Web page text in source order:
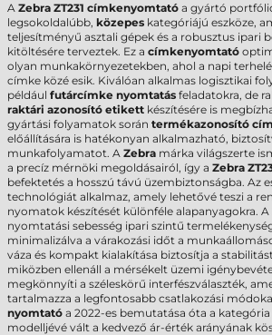
A Zebra ZT231 címkenyomtató a gyártó
legsokoldalúbb, közepes kategóriájú eszköze,
teljesítményű asztali gépek és a robusztus ipari
kitöltésére terveztek. Ez a címkenyomtató
olyan munkakörnyezetekben, ahol a napi
címke közé esik. Kiválóan alkalmas logisztikai
például futárcímke nyomtatás feladatokra, de
raktári azonosító etikett készítésére is
gyártási folyamatok során termékazonosító
előállítására is hatékonyan alkalmazható,
munkafolyamatot. A Zebra márka világszerte
a precíz mérnöki megoldásairól, így a Zebra
befektetés a hosszú távú üzembiztonságba. Az
technológiát alkalmaz, amely lehetővé teszi a
nyomatok készítését különféle alapanyagokra. A
nyomtatási sebesség ipari szintű
minimalizálva a várakozási időt a
váza és kompakt kialakítása biztosítja a
miközben ellenáll a mérsékelt üzemi
megkönnyíti a széleskörű interfészválaszték,
tartalmazza a legfontosabb csatlakozási
nyomtató a 2022-es bemutatása óta a
modelljévé vált a kedvező ár-érték arányának